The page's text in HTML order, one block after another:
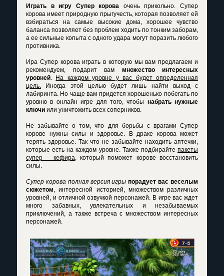
Играть в игру Супер корова очень прикольно. Супер
корова имеет природную прыгучесть, которая позволяет ей
взбираться на самые высокие дома, хорошее чувство
баланса позволяет без проблем ходить по тонким заборам,
а ее сильные копыта с одного удара могут поразить любого
противника.
Ира Супер корова играть в которую мы вам предлагаем и
рекомендуем, подарит вам множество интересных
уровней.
На каждом уровне у вас будет определенная
цель. Иногда этой целью будет лишь найти выход с
лабиринта. Но чаще вам придется хорошенько побегать по
уровню в онлайн игре для того, чтобы набрать нужные
ключи или уничтожить всех соперников.
Не забывайте о том, что для борьбы с врагами Супер
корове нужны силы и здоровье. В драке корова может
терять здоровье. Так что не забывайте находить аптечки,
которые есть на каждом уровне. Также подбирайте пакеты
супер – кефира, который поможет корове восстановить
силы.
Супер корова полная версия игры порадует вас веселым
сюжетом, интересной историей, множеством различных
уровней, и отличной озвучкой персонажей. В игре вас ждет
много забавных, увлекательных и незабываемых
приключений, а также встреча с множеством интересных
персонажей.